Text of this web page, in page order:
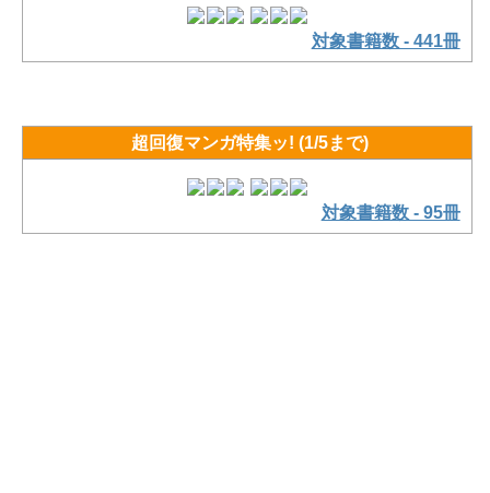
対象書籍数 - 441冊
超回復マンガ特集ッ! (1/5まで)
対象書籍数 - 95冊